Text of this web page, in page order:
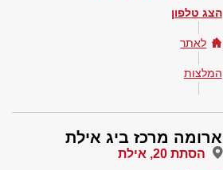
הצג טלפון
לאתר
המלצות
ארומה מרכז ביג אילת
הסתת 20, אילת